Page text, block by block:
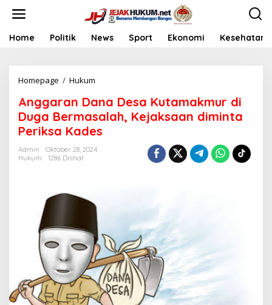
Home Politik News Sport Ekonomi Kesehatan
Homepage / Hukum
g
g
a
r
a
D
e
s
a
K
u
t
a
m
Anggaran Dana Desa Kutamakmur di
Duga Bermasalah, Kejaksaan diminta
Periksa Kades
Admin
Oktober 28, 2024
Hukum
1286 Dilihat